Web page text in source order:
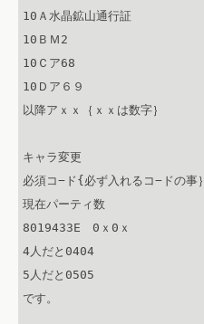
10Ａ水晶鉱山通行証
10ＢＭ2
10Ｃア68
10Ｄア６９
以降アｘｘ｛ｘｘは数字｝
キャラ変更
必須コ−ド{必ず入れるコ−ドの事｝
現在パーティ数
8019433E　0ｘ0ｘ
4人だと0404
5人だと0505
です。